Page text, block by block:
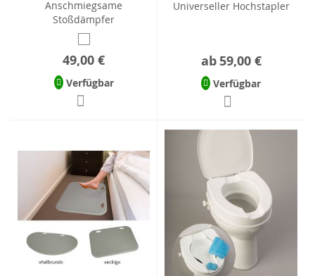
Anschmiegsame
Stoßdämpfer
49,00 €
Verfügbar
Universeller Hochstapler
ab 59,00 €
Verfügbar